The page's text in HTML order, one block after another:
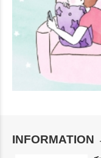
INFORMATION